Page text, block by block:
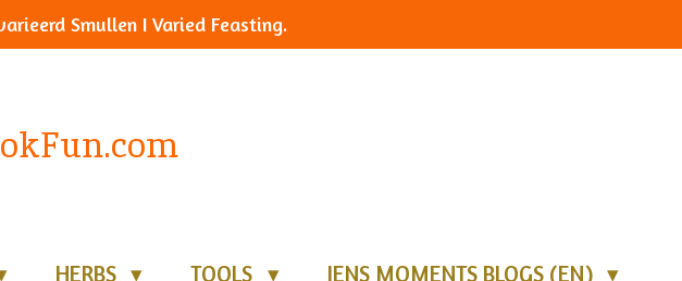
Smullen I Varied Feasting.
HERBS TOOLS JENS MOMENTS BLOGS (EN)